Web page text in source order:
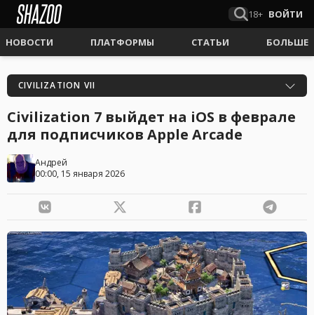
18+ ВОЙТИ
НОВОСТИ ПЛАТФОРМЫ СТАТЬИ БОЛЬШЕ
CIVILIZATION VII
Civilization 7 выйдет на iOS в феврале
для подписчиков Apple Arcade
Андрей
00:00, 15 января 2026